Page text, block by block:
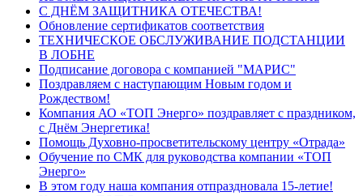
С ДНЁМ ЗАЩИТНИКА ОТЕЧЕСТВА!
Обновление сертификатов соответствия
ТЕХНИЧЕСКОЕ ОБСЛУЖИВАНИЕ ПОДСТАНЦИИ
В ЛОБНЕ
Подписание договора с компанией "МАРИС"
Поздравляем с наступающим Новым годом и
Рождеством!
Компания АО «ТОП Энерго» поздравляет с праздником,
с Днём Энергетика!
Помощь Духовно-просветительскому центру «Отрада»
Обучение по СМК для руководства компании «ТОП
Энерго»
В этом году наша компания отпраздновала 15-летие!